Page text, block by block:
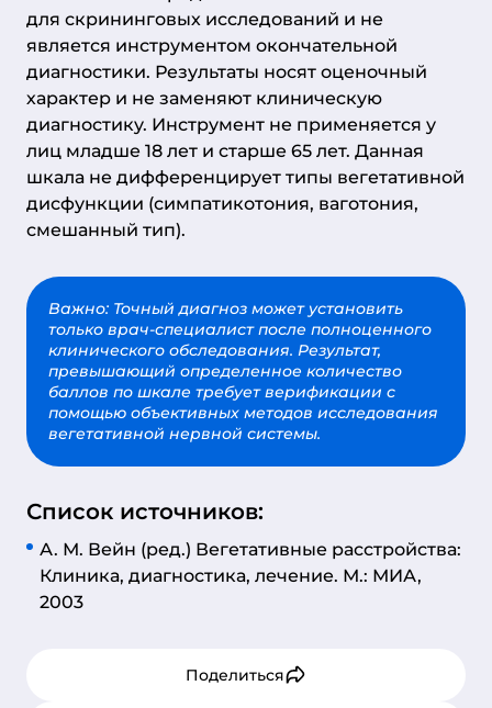
для скрининговых исследований и не
является инструментом окончательной
диагностики. Результаты носят оценочный
характер и не заменяют клиническую
диагностику. Инструмент не применяется у
лиц младше 18 лет и старше 65 лет. Данная
шкала не дифференцирует типы вегетативной
дисфункции (симпатикотония, ваготония,
смешанный тип).
Важно: Точный диагноз может установить
только врач-специалист после полноценного
клинического обследования. Результат,
превышающий определенное количество
баллов по шкале требует верификации с
помощью объективных методов исследования
вегетативной нервной системы.
Список источников:
А. М. Вейн (ред.) Вегетативные расстройства:
Клиника, диагностика, лечение. М.: МИА,
2003
Поделиться